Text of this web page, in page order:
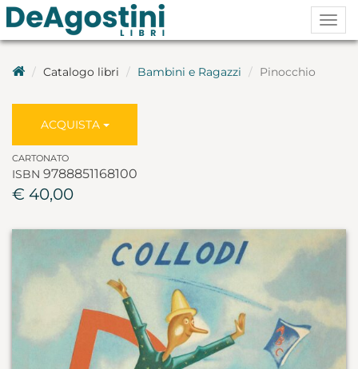
Catalogo libri Bambini e Ragazzi Pinocchio
ACQUISTA
CARTONATO
ISBN 9788851168100
€ 40,00